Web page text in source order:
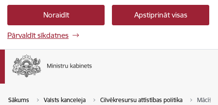
Noraidīt Apstiprināt visas
Pārvaldīt sīkdatnes
Sākums Valsts kanceleja Cilvēkresursu attīstības politika